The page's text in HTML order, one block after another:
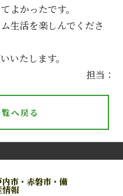
よかったです。
生活を楽しんでくださ
いたします。
担当：
へ戻る
市・赤磐市・備
情報